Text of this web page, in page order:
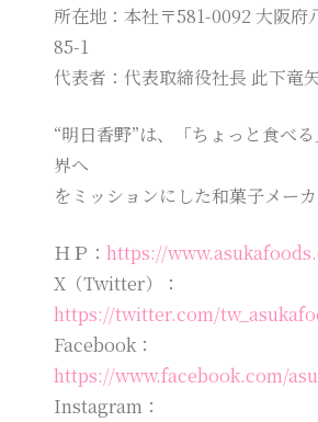
所在地：本社〒581-0092 大阪府
85-1
代表者：代表取締役社長 此下竜
“明日香野”は、「ちょっと食べ
界へ
をミッションにした和菓子メーカ
ＨＰ： https://
X（Twitter）：
https://twitter.com/
Facebook：
https://www.facebook.com/
Instagram：